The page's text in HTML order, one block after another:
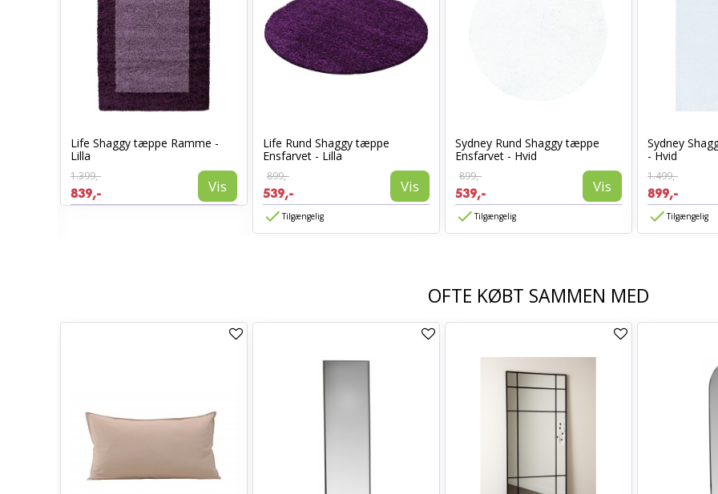
Life Shaggy tæppe Ramme -
Lilla
1.399,-
839,- Vis
Life Rund Shaggy tæppe
Ensfarvet - Lilla
899,-
539,- Vis
Tilgængelig
Sydney Rund Shaggy tæppe
Ensfarvet - Hvid
899,-
539,- Vis
Tilgængelig
Sydney
- Hvid
1.499,-
899,-
Tilgængelig
OFTE KØBT SAMMEN MED